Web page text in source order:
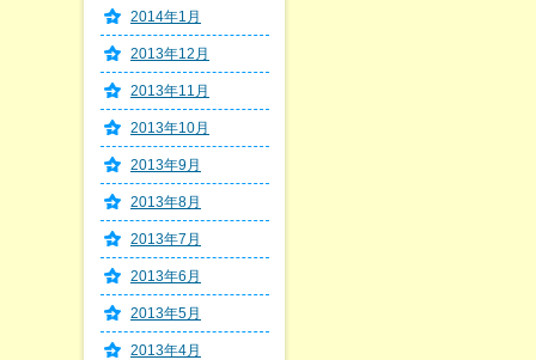
2014年1月
2013年12月
2013年11月
2013年10月
2013年9月
2013年8月
2013年7月
2013年6月
2013年5月
2013年4月